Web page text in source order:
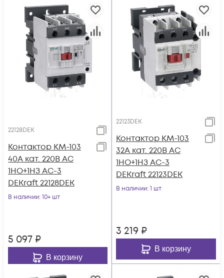
22128DEK
Контактор КМ-103
40А кат. 220В AC
1НО+1НЗ AC-3
DEKraft 22128DEK
В наличии: 10+ шт
5 097 ₽
В корзину
22123DEK
Контактор КМ-103
32А кат. 220В AC
1НО+1НЗ AC-3
DEKraft 22123DEK
В наличии: 1 шт
3 219 ₽
В корзину